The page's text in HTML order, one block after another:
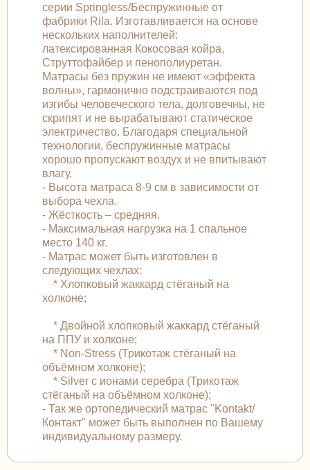
серии Springless/Беспружинные от
фабрики Rila. Изготавливается на основе
нескольких наполнителей:
латексированная Кокосовая койра,
Струттофайбер и пенополиуретан.
Матрасы без пружин не имеют «эффекта
волны», гармонично подстраиваются под
изгибы человеческого тела, долговечны, не
скрипят и не вырабатывают статическое
электричество. Благодаря специальной
технологии, беспружинные матрасы
хорошо пропускают воздух и не впитывают
влагу.
- Высота матраса 8-9 см в зависимости от
выбора чехла.
- Жёсткость – средняя.
- Максимальная нагрузка на 1 спальное
место 140 кг.
- Матрас может быть изготовлен в
следующих чехлах:
* Хлопковый жаккард стёганый на
холконе;
* Двойной хлопковый жаккард стёганый
на ППУ и холконе;
* Non-Stress (Трикотаж стёганый на
объёмном холконе);
* Silver с ионами серебра (Трикотаж
стёганый на объёмном холконе);
- Так же ортопедический матрас "Kontakt/
Контакт" может быть выполнен по Вашему
индивидуальному размеру.